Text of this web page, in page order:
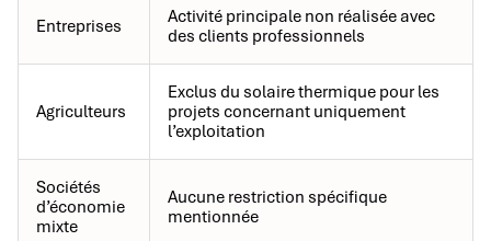
Entreprises
Activité principale non réalisée avec
des clients professionnels
Agriculteurs
Exclus du solaire thermique pour les
projets concernant uniquement
l’exploitation
Sociétés
d’économie
mixte
Aucune restriction spécifique
mentionnée